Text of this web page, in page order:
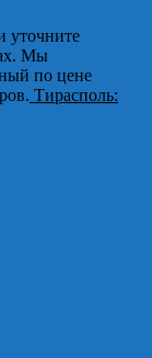
уточните
Мы
по цене
Тирасполь: